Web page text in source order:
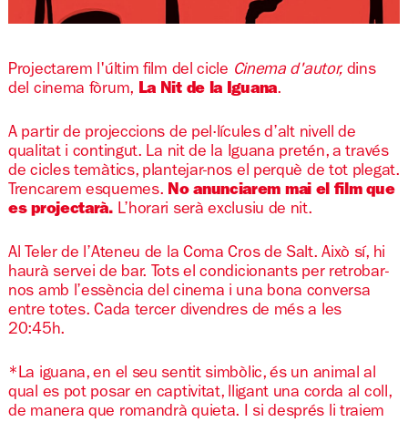
Projectarem l'últim film del cicle Cinema d'autor, dins
del cinema fòrum, La Nit de la Iguana.
A partir de projeccions de pel·lícules d’alt nivell de
qualitat i contingut. La nit de la Iguana pretén, a través
de cicles temàtics, plantejar-nos el perquè de tot plegat.
Trencarem esquemes. No anunciarem mai el film que
es projectarà.L’horari serà exclusiu de nit.
Al Teler de l’Ateneu de la Coma Cros de Salt. Això sí, hi
haurà servei de bar. Tots el condicionants per retrobar-
nos amb l’essència del cinema i una bona conversa
entre totes. Cada tercer divendres de més a les
20:45h.
*La iguana, en el seu sentit simbòlic, és un animal al
qual es pot posar en captivitat, lligant una corda al coll,
de manera que romandrà quieta. I si després li traiem